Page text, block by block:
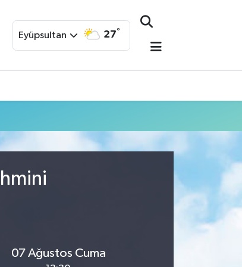
Eyüpsultan 27°
07 Ağustos Cuma